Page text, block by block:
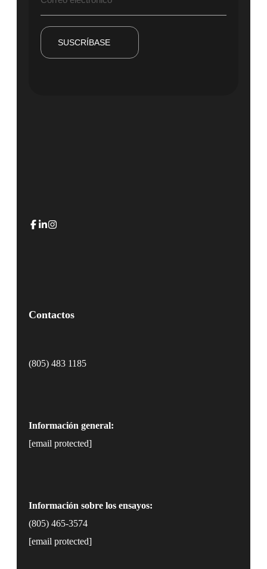
SUSCRÍBASE
Contactos
(805) 483 1185
Información general:
[email protected]
Información sobre los ensayos:
(805) 465-3574
[email protected]